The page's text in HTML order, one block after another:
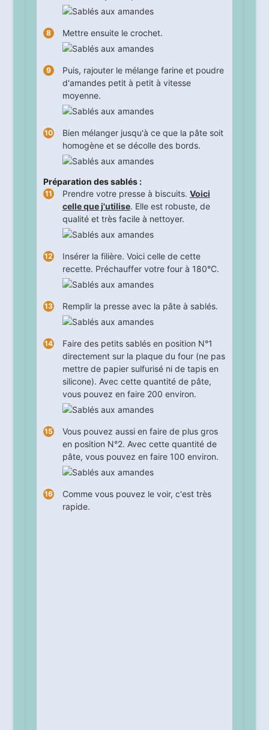
Mettre ensuite le crochet.
Puis, rajouter le mélange farine et poudre
d'amandes petit à petit à vitesse
moyenne.
Bien mélanger jusqu'à ce que la pâte soit
homogène et se décolle des bords.
Préparation des sablés :
Prendre votre presse à biscuits. Voici
celle que j'utilise. Elle est robuste, de
qualité et très facile à nettoyer.
Insérer la filière. Voici celle de cette
recette. Préchauffer votre four à 180°C.
Remplir la presse avec la pâte à sablés.
Faire des petits sablés en position N°1
directement sur la plaque du four (ne pas
mettre de papier sulfurisé ni de tapis en
silicone). Avec cette quantité de pâte,
vous pouvez en faire 200 environ.
Vous pouvez aussi en faire de plus gros
en position N°2. Avec cette quantité de
pâte, vous pouvez en faire 100 environ.
Comme vous pouvez le voir, c'est très
rapide.